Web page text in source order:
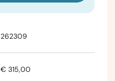
262309
€ 315,00